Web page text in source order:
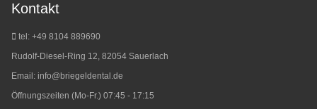
Kontakt
tel: +49 8104 889690
Rudolf-Diesel-Ring 12, 82054 Sauerlach
Email: info@briegeldental.de
Öffnungszeiten (Mo-Fr.) 07:45 - 17:15